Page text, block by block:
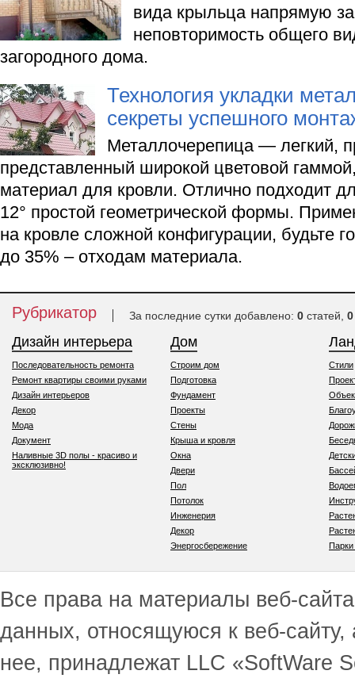
вида крыльца напрямую
неповторимость общего
загородного дома.
Технология укладки
секреты успешного
Металлочерепица — легкий,
представленный широкой цветовой
материал для кровли. Отлично подходит
12° простой геометрической формы.
на кровле сложной конфигурации, будьте
до 35% – отходам материала.
Рубрикатор За последние сутки добавлено: 0 статей, 0
Дизайн интерьера
Последовательность ремонта
Ремонт квартиры своими руками
Дизайн интерьеров
Декор
Мода
Документ
Наливные 3D полы - красиво и
эксклюзивно!
Дом
Строим дом
Подготовка
Фундамент
Проекты
Стены
Крыша и кровля
Окна
Двери
Пол
Потолок
Инженерия
Декор
Энергосбережение
Стили
Все права на материалы веб-
данных, относящуюся к веб-
нее, принадлежат LLC